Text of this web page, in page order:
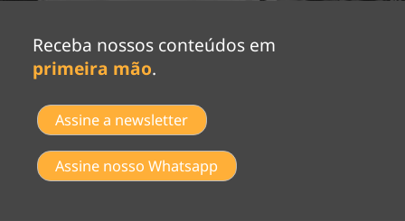
Receba nossos conteúdos em
primeira mão.
Assine a newsletter
Assine nosso Whatsapp